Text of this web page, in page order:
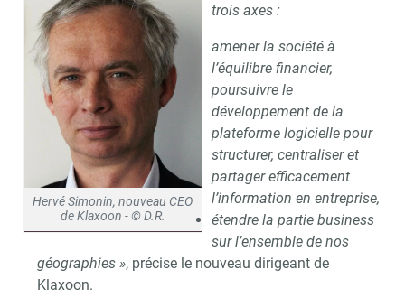
Hervé Simonin, nouveau CEO
de Klaxoon - © D.R.
trois axes :
amener la société à
l’équilibre financier,
poursuivre le
développement de la
plateforme logicielle pour
structurer, centraliser et
partager efficacement
l’information en entreprise,
étendre la partie business
sur l’ensemble de nos
géographies », précise le nouveau dirigeant de
Klaxoon.